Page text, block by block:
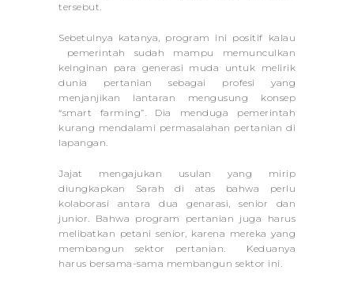
tersebut.
Sebetulnya katanya, program ini positif kalau
pemerintah sudah mampu memunculkan
keinginan para generasi muda untuk melirik
dunia pertanian sebagai profesi yang
menjanjikan lantaran mengusung konsep
“smart farming”. Dia menduga pemerintah
kurang mendalami permasalahan pertanian di
lapangan.
Jajat mengajukan usulan yang mirip
diungkapkan Sarah di atas bahwa perlu
kolaborasi antara dua genarasi, senior dan
junior. Bahwa program pertanian juga harus
melibatkan petani senior, karena mereka yang
membangun sektor pertanian. Keduanya
harus bersama-sama membangun sektor ini.